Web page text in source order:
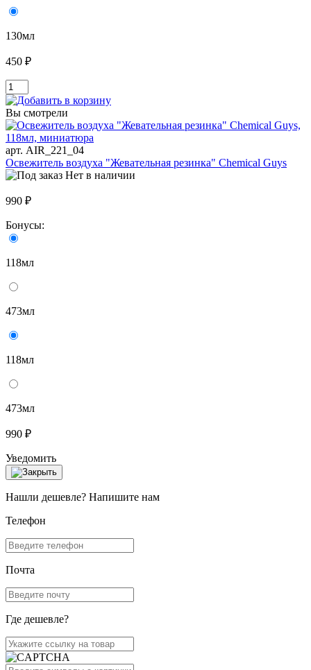
130мл
450 ₽
Вы смотрели
арт. AIR_221_04
Освежитель воздуха "Жевательная резинка" Chemical Guys
Нет в наличии
990 ₽
Бонусы:
118мл
473мл
118мл
473мл
990 ₽
Уведомить
Нашли дешевле? Напишите нам
Телефон
Почта
Где дешевле?